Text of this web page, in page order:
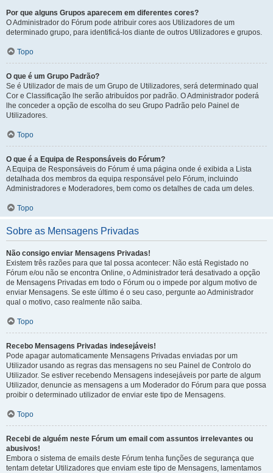
Por que alguns Grupos aparecem em diferentes cores?
O Administrador do Fórum pode atribuir cores aos Utilizadores de um
determinado grupo, para identificá-los diante de outros Utilizadores e grupos.
Topo
O que é um Grupo Padrão?
Se é Utilizador de mais de um Grupo de Utilizadores, será determinado qual
Cor e Classificação lhe serão atribuídos por padrão. O Administrador poderá
lhe conceder a opção de escolha do seu Grupo Padrão pelo Painel de
Utilizadores.
Topo
O que é a Equipa de Responsáveis do Fórum?
A Equipa de Responsáveis do Fórum é uma página onde é exibida a Lista
detalhada dos membros da equipa responsável pelo Fórum, incluindo
Administradores e Moderadores, bem como os detalhes de cada um deles.
Topo
Sobre as Mensagens Privadas
Não consigo enviar Mensagens Privadas!
Existem três razões para que tal possa acontecer: Não está Registado no
Fórum e/ou não se encontra Online, o Administrador terá desativado a opção
de Mensagens Privadas em todo o Fórum ou o impede por algum motivo de
enviar Mensagens. Se este último é o seu caso, pergunte ao Administrador
qual o motivo, caso realmente não saiba.
Topo
Recebo Mensagens Privadas indesejáveis!
Pode apagar automaticamente Mensagens Privadas enviadas por um
Utilizador usando as regras das mensagens no seu Painel de Controlo do
Utilizador. Se estiver recebendo Mensagens indesejáveis por parte de algum
Utilizador, denuncie as mensagens a um Moderador do Fórum para que possa
proibir o determinado utilizador de enviar este tipo de Mensagens.
Topo
Recebi de alguém neste Fórum um email com assuntos irrelevantes ou
abusivos!
Embora o sistema de emails deste Fórum tenha funções de segurança que
tentam detetar Utilizadores que enviam este tipo de Mensagens, lamentamos